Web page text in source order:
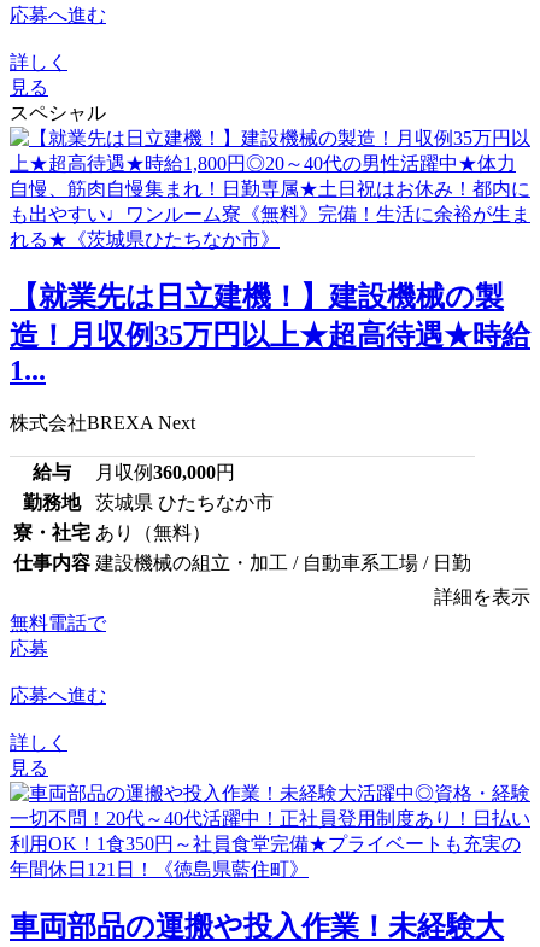
応募へ進む
詳しく
見る
スペシャル
【就業先は日立建機！】建設機械の製
造！月収例35万円以上★超高待遇★時給
1...
株式会社BREXA Next
給与 月収例360,000円
勤務地
茨城県 ひたちなか市
寮・社宅 あり（無料）
仕事内容 建設機械の組立・加工 / 自動車系工場 / 日勤
詳細を表示
無料電話で
応募
応募へ進む
詳しく
見る
車両部品の運搬や投入作業！未経験大